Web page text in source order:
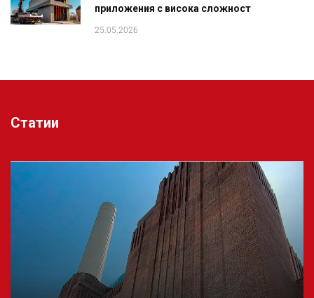
приложения с висока сложност
25.05.2026
Статии